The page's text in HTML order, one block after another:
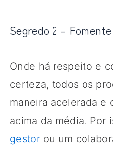
Segredo 2 –
Onde há respeito e
certeza, todos os
maneira acelerada e
acima da média. Por
gestorou um